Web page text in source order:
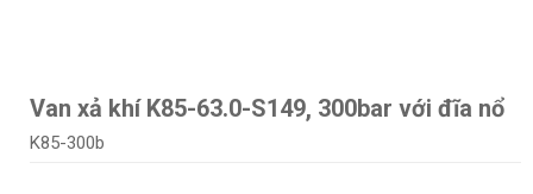
Van xả khí K85-63.0-S149, 300bar với đĩa nổ
K85-300b